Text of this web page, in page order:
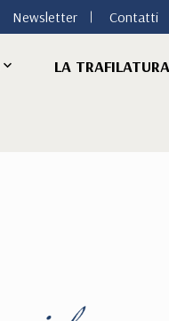
Newsletter Contatti
LA TRAFILATURA